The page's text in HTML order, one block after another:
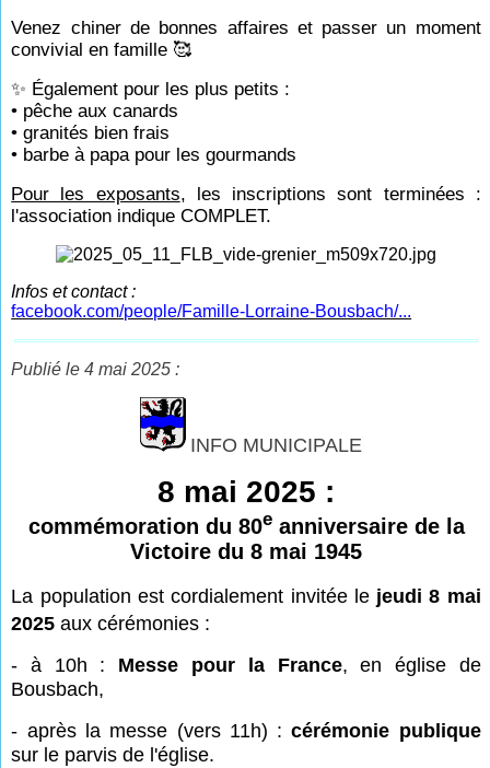
Venez chiner de bonnes affaires et passer un moment
convivial en famille 🥰
✨ Également pour les plus petits :
• pêche aux canards
• granités bien frais
• barbe à papa pour les gourmands
Pour les exposants, les inscriptions sont terminées :
l'association indique COMPLET.
Infos et contact :
facebook.com/people/Famille-Lorraine-Bousbach/...
Publié le 4 mai 2025 :
INFO MUNICIPALE
8 mai 2025 :
commémoration du 80eanniversaire de la
Victoire du 8 mai 1945
La population est cordialement invitée le jeudi 8 mai
2025 aux cérémonies :
- à 10h : Messe pour la France, en église de
Bousbach,
- après la messe (vers 11h) :cérémonie publique
sur le parvis de l'église.